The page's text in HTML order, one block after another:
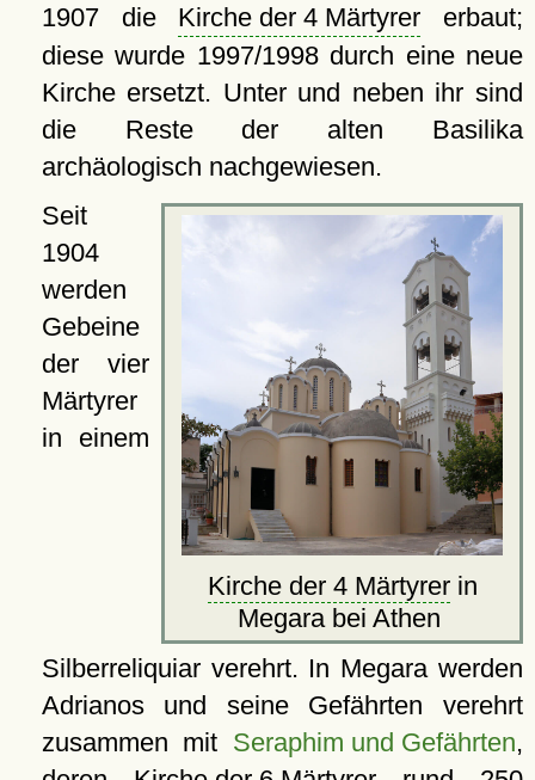
1907 die Kirche der 4 Märtyrer erbaut;
diese wurde 1997/1998 durch eine neue
Kirche ersetzt. Unter und neben ihr sind
die Reste der alten Basilika
archäologisch nachgewiesen.
Kirche der 4 Märtyrerin
Megara bei Athen
Seit
1904
werden
Gebeine
der vier
Märtyrer
in einem
Silberreliquiar verehrt. In Megara werden
Adrianos und seine Gefährten verehrt
zusammen mit Seraphim und Gefährten,